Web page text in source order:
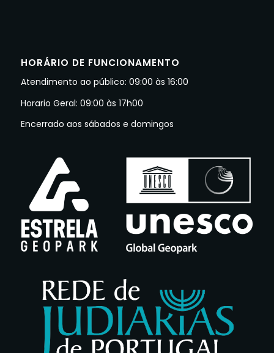
HORÁRIO DE FUNCIONAMENTO
Atendimento ao público: 09:00 às 16:00
Horario Geral: 09:00 às 17h00
Encerrado aos sábados e domingos